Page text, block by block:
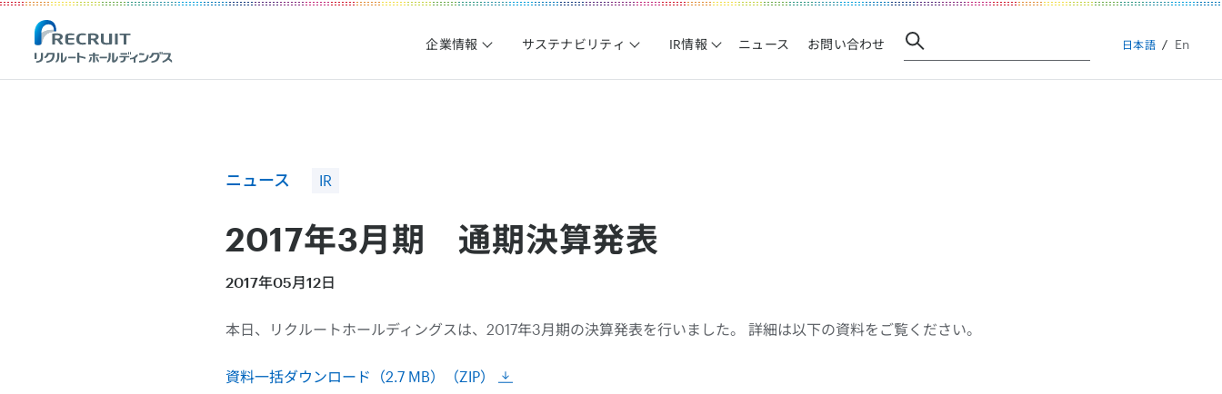
Recruit Holdings
企業情報 サステナビリティ IR情報 ニュース お問い合わせ 日本語 En
ニュース IR
2017年3月期 通期決算発表
2017年05月12日
本日、リクルートホールディングスは、2017年3月期の決算発表を行いました。 詳細は以下の資料をご覧ください。
資料一括ダウンロード（2.7 MB）（ZIP）